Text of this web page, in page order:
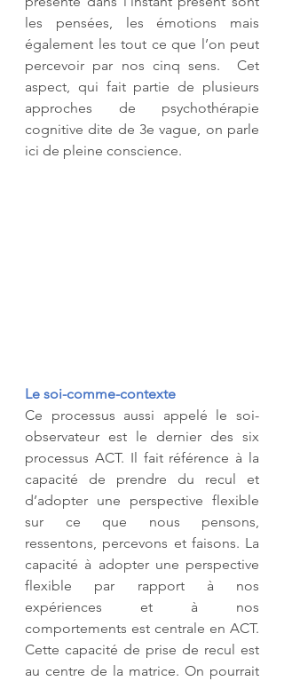
les pensées, les émotions mais
également les tout ce que l’on peut
percevoir par nos cinq sens.  Cet
aspect, qui fait partie de plusieurs
approches de psychothérapie
cognitive dite de 3e vague, on parle
ici de pleine conscience.
Le soi-comme-contexte
Ce processus aussi appelé le soi-
observateur est le dernier des six
processus ACT. Il fait référence à la
capacité de prendre du recul et
d’adopter une perspective flexible
sur ce que nous pensons,
ressentons, percevons et faisons. La
capacité à adopter une perspective
flexible par rapport à nos
expériences et à nos
comportements est centrale en ACT.
Cette capacité de prise de recul est
au centre de la matrice. On pourrait